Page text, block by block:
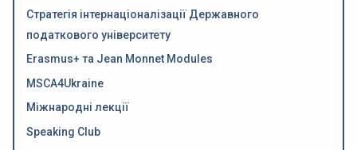
Стратегія інтернаціоналізації Державного
податкового університету
Erasmus+ та Jean Monnet Modules
MSCA4Ukraine
Міжнародні лекції
Speaking Club